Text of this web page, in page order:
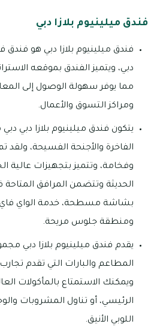
فندق ميلينيوم بلازا دبي
فندق ميلينيوم بلازا دبي هو
دبي، ويتميز الفندق بموقعه
مما يوفر سهولة الوصول إلى
ومراكز التسوق والأعمال.
يتكون فندق ميلينيوم بلازا دبي
الفاخرة والأجنحة الفسيحة، ولقد
وفخامة، وتتميز بتجهيزات عالية
الحديثة وتتضمن المرافق المتاحة
بشاشة مسطحة، خدمة الواي فاي
ومنطقة جلوس مريحة.
يقدم فندق ميلينيوم بلازا دبي
المطاعم والبارات التي تقدم
ويمكنك الاستمتاع بالمأكولات
الرئيسي، أو تناول المشروبات
اللوبي الأنيق.